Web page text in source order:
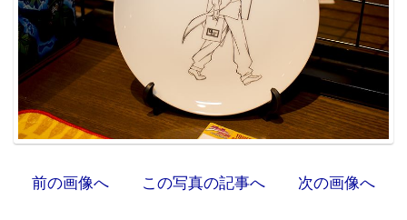
前の画像へ この写真の記事へ 次の画像へ